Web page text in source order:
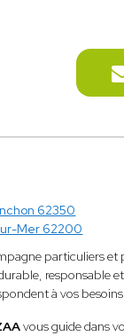
62350
Mer 62200
particuliers et
responsable
à vos
vous guide dans